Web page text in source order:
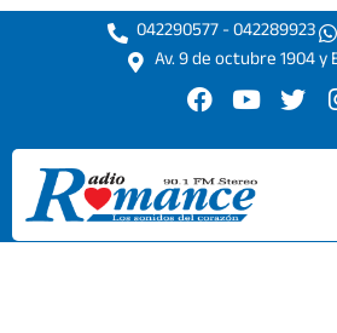
Ir
042290577 - 042289923
Av. 9 de octubre 1904 y
F
c
e
b
o
o
Y
u
t
u
b
e
T
i
r